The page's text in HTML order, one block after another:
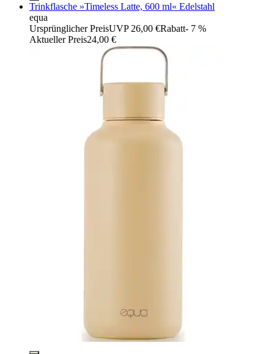
Trinkflasche »Timeless Latte, 600 ml« Edelstahl
equa
Ursprünglicher PreisUVP 26,00 €Rabatt- 7 %
Aktueller Preis24,00 €